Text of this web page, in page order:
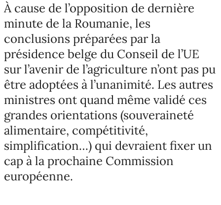
À cause de l’opposition de dernière
minute de la Roumanie, les
conclusions préparées par la
présidence belge du Conseil de l’UE
sur l’avenir de l’agriculture n’ont pas pu
être adoptées à l’unanimité. Les autres
ministres ont quand même validé ces
grandes orientations (souveraineté
alimentaire, compétitivité,
simplification…) qui devraient fixer un
cap à la prochaine Commission
européenne.